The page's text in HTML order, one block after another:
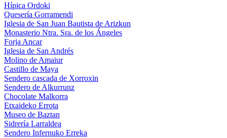
Hípica Ordoki
Quesería Gorramendi
Iglesia de San Juan Bautista de Arizkun
Monasterio Ntra. Sra. de los Ángeles
Forja Ancar
Iglesia de San Andrés
Molino de Amaiur
Castillo de Maya
Sendero cascada de Xorroxin
Sendero de Alkurrunz
Chocolate Malkorra
Etxaideko Errota
Museo de Baztan
Sidrería Larraldea
Sendero Infernuko Erreka